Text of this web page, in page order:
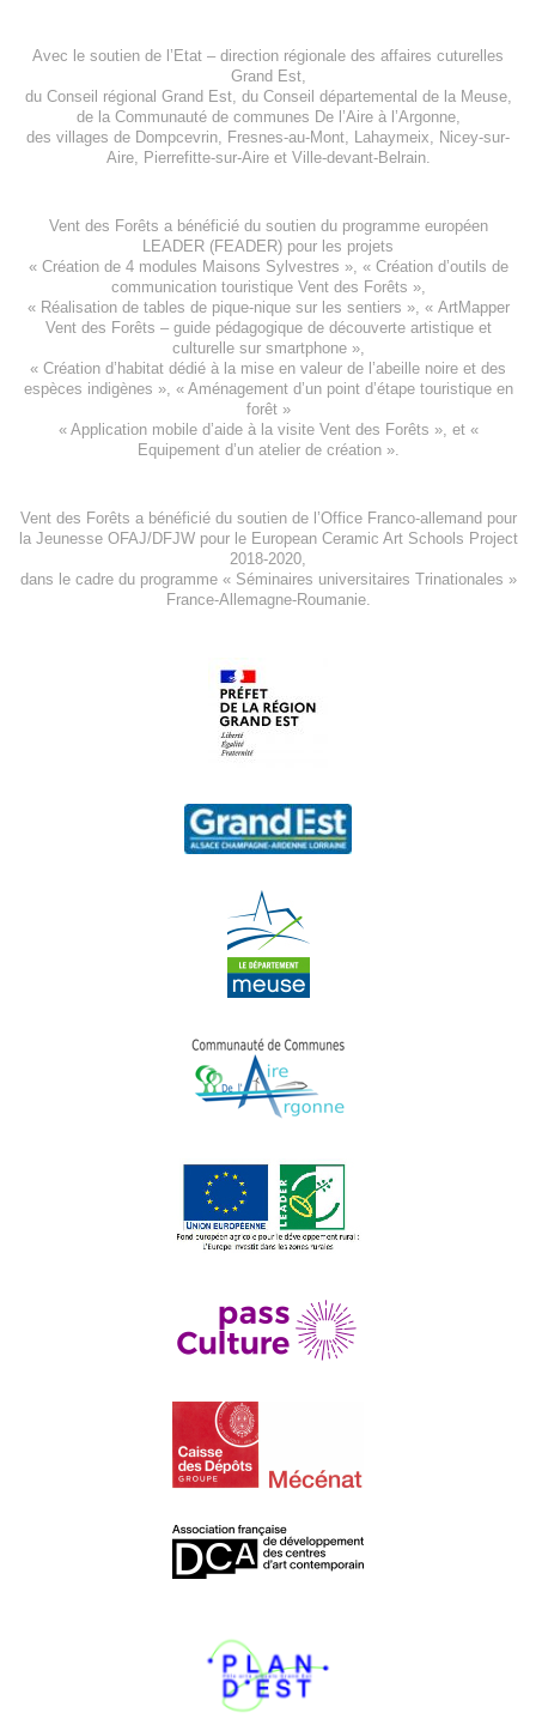
Avec le soutien de l’Etat – direction régionale des affaires cuturelles
Grand Est,
du Conseil régional Grand Est, du Conseil départemental de la Meuse,
de la Communauté de communes De l’Aire à l’Argonne,
des villages de Dompcevrin Fresnes-au-Mont Lahaymeix
Nicey-sur-
Aire, Pierrefitte-sur-Aireet Ville-devant-Belrain.
Vent des Forêts a bénéficié du soutien du programme européen
LEADER (FEADER) pour les projets
« Création de 4 modules Maisons Sylvestres », « Création d’outils de
communication touristique Vent des Forêts »,
« Réalisation de tables de pique-nique sur les sentiers », « ArtMapper
Vent des Forêts – guide pédagogique de découverte artistique et
culturelle sur smartphone »,
« Création d’habitat dédié à la mise en valeur de l’abeille noire et des
espèces indigènes », « Aménagement d’un point d’étape touristique en
forêt»
« Application mobile d’aide à la visite Vent des Forêts », et «
Equipement d’un atelier de création».
Vent des Forêts a bénéficié du soutien de l’Office Franco-allemand pour
la Jeunesse OFAJ/DFJWpour leEuropean Ceramic Art Schools Project
2018-2020
dans le cadre du programme « Séminaires universitaires Trinationales »
France-Allemagne-Roumanie.